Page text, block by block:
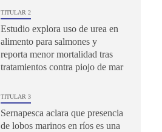
TITULAR 2
Estudio explora uso de urea en
alimento para salmones y
reporta menor mortalidad tras
tratamientos contra piojo de mar
TITULAR 3
Sernapesca aclara que presencia
de lobos marinos en ríos es una